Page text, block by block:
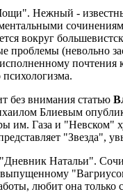
Нежный -
вокруг
проблемы
без внимания статью
Блиевым
им. Газа и "Невском"
"Звезда",
"Дневник Натальи".
любит она только